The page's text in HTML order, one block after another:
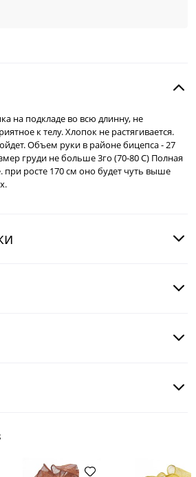
на подкладе во всю длинну, не
к телу. Хлопок не растягивается.
Объем руки в районе бицепса - 27
груди не больше 3го (70-80 С) Полная
при росте 170 см оно будет чуть выше